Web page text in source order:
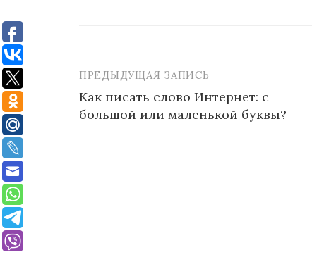
Навигация
по
ПРЕДЫДУЩАЯ ЗАПИСЬ
Как писать слово Интернет: с
большой или маленькой буквы?